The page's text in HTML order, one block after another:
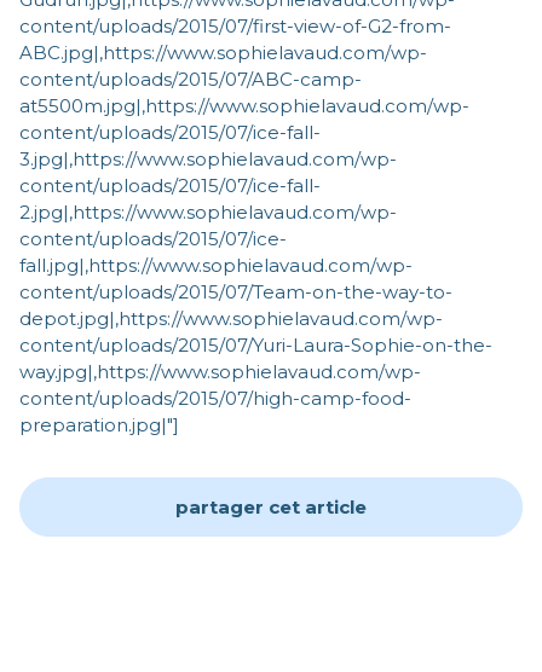
content/uploads/2015/07/first-view-of-G2-from-
ABC.jpg|,https://www.sophielavaud.com/wp-
content/uploads/2015/07/ABC-camp-
at5500m.jpg|,https://www.sophielavaud.com/wp-
content/uploads/2015/07/ice-fall-
3.jpg|,https://www.sophielavaud.com/wp-
content/uploads/2015/07/ice-fall-
2.jpg|,https://www.sophielavaud.com/wp-
content/uploads/2015/07/ice-
fall.jpg|,https://www.sophielavaud.com/wp-
content/uploads/2015/07/Team-on-the-way-to-
depot.jpg|,https://www.sophielavaud.com/wp-
content/uploads/2015/07/Yuri-Laura-Sophie-on-the-
way.jpg|,https://www.sophielavaud.com/wp-
content/uploads/2015/07/high-camp-food-
preparation.jpg|"]
partager cet article